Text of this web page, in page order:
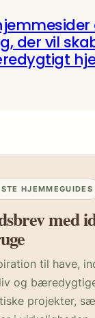
der vil
HJEMMEGUIDES
med
til have,
og
projekter,